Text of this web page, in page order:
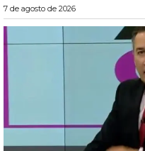
7 de agosto de 2026